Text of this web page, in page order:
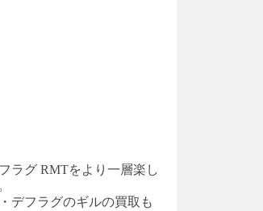
ラグ RMTをより一層楽し
デフラグのギルの買取も